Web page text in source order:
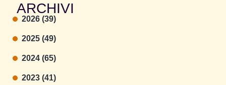
ARCHIVI
2026 (39)
2025 (49)
2024 (65)
2023 (41)